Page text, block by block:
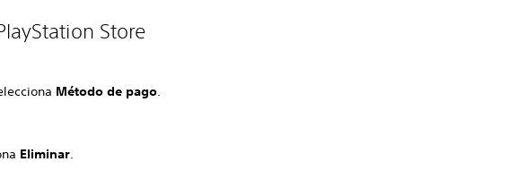
Store
Método de pago.
Eliminar.